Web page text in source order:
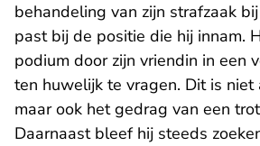
behandeling van zijn strafzaak
past bij de positie die hij innam.
podium door zijn vriendin in een
ten huwelijk te vragen. Dit is niet
maar ook het gedrag van een
Daarnaast bleef hij steeds